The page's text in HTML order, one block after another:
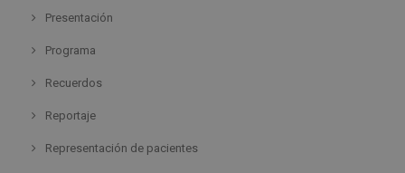
Presentación
Programa
Recuerdos
Reportaje
Representación de pacientes